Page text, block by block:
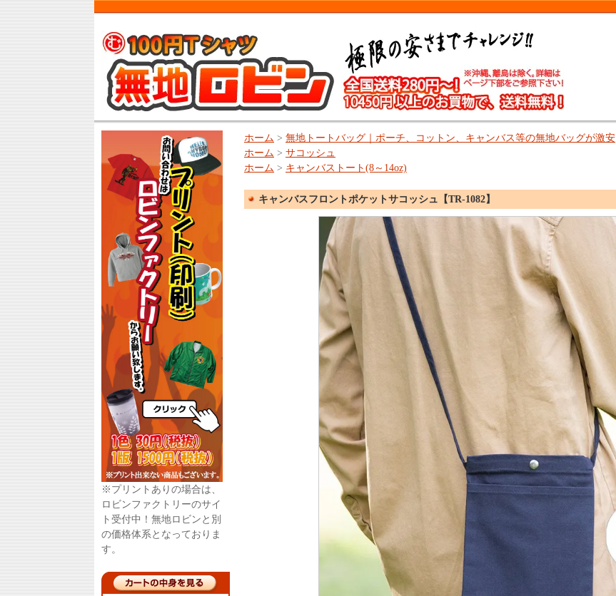
※プリントありの場合は、
ロビンファクトリーのサイ
ト受付中！無地ロビンと別
の価格体系となっておりま
す。
ホーム > 無地トートバッグ｜ポーチ、コットン、キャンバス等の無地バッグが激安
ホーム > サコッシュ
ホーム > キャンバストート(8～14oz)
キャンバスフロントポケットサコッシュ【TR-1082】